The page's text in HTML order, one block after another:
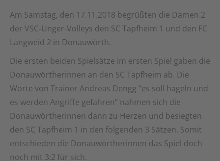
Am Samstag, den 17.11.2018 begrüßten die Damen 2
der VSC-Unger-Volleys den SC Tapfheim 1 und den FC
Langweid 2 in Donauwörth.
Die ersten beiden Spielsätze im ersten Spiel gaben die
Donauwörtherinnen an den SC Tapfheim ab. Die
Worte von Trainer Andreas Dengg “es soll hageln und
es werden Angriffe gefahren“ nahmen sich die
Donauwörtherinnen dann zu Herzen und besiegten
den SC Tapfheim 1 in den folgenden 3 Sätzen. Somit
entschieden die Donauwörtherinnen das Spiel doch
noch mit 3:2 für sich.